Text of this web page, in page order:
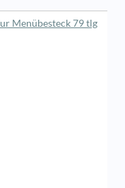
Menübesteck 79 tlg